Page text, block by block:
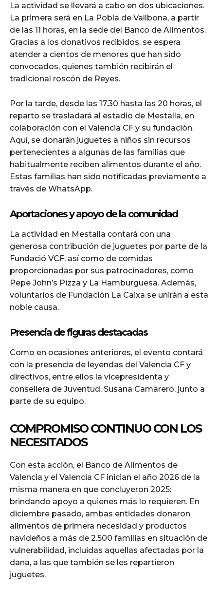
La actividad se llevará a cabo en dos ubicaciones.
La primera será en La Pobla de Vallbona, a partir
de las 11 horas, en la sede del Banco de Alimentos.
Gracias a los donativos recibidos, se espera
atender a cientos de menores que han sido
convocados, quienes también recibirán el
tradicional roscón de Reyes.
Por la tarde, desde las 17.30 hasta las 20 horas, el
reparto se trasladará al estadio de Mestalla, en
colaboración con el Valencia CF y su fundación.
Aquí, se donarán juguetes a niños sin recursos
pertenecientes a algunas de las familias que
habitualmente reciben alimentos durante el año.
Estas familias han sido notificadas previamente a
través de WhatsApp.
Aportaciones y apoyo de la comunidad
La actividad en Mestalla contará con una
generosa contribución de juguetes por parte de la
Fundació VCF, así como de comidas
proporcionadas por sus patrocinadores, como
Pepe John’s Pizza y La Hamburguesa. Además,
voluntarios de Fundación La Caixa se unirán a esta
noble causa.
Presencia de figuras destacadas
Como en ocasiones anteriores, el evento contará
con la presencia de leyendas del Valencia CF y
directivos, entre ellos la vicepresidenta y
consellera de Juventud, Susana Camarero, junto a
parte de su equipo.
COMPROMISO CONTINUO CON LOS
NECESITADOS
Con esta acción, el Banco de Alimentos de
Valencia y el Valencia CF inician el año 2026 de la
misma manera en que concluyeron 2025:
brindando apoyo a quienes más lo requieren. En
diciembre pasado, ambas entidades donaron
alimentos de primera necesidad y productos
navideños a más de 2.500 familias en situación de
vulnerabilidad, incluidas aquellas afectadas por la
dana, a las que también se les repartieron
juguetes.